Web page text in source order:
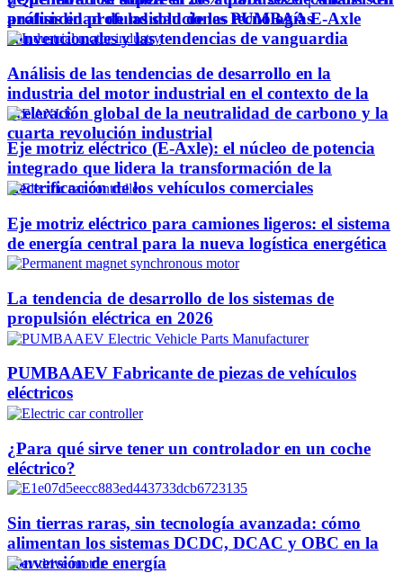
profundidad de las soluciones PUMBAA E-Axle
análisis en profundidad de las tecnologías
convencionales y las tendencias de vanguardia
Análisis de las tendencias de desarrollo en la
industria del motor industrial en el contexto de la
aceleración global de la neutralidad de carbono y la
cuarta revolución industrial
Eje motriz eléctrico (E-Axle): el núcleo de potencia
integrado que lidera la transformación de la
electrificación de los vehículos comerciales
Eje motriz eléctrico para camiones ligeros: el sistema
de energía central para la nueva logística energética
La tendencia de desarrollo de los sistemas de
propulsión eléctrica en 2026
PUMBAAEV Fabricante de piezas de vehículos
eléctricos
¿Para qué sirve tener un controlador en un coche
eléctrico?
Sin tierras raras, sin tecnología avanzada: cómo
alimentan los sistemas DCDC, DCAC y OBC en la
conversión de energía